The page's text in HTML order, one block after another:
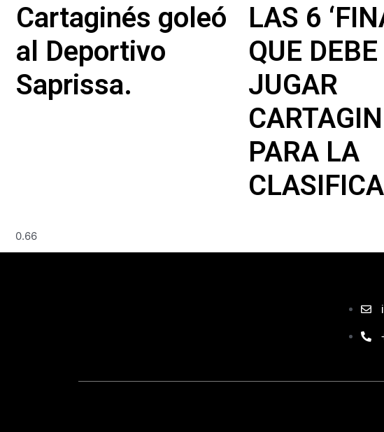
Cartaginés goleó
al Deportivo
Saprissa.
LAS 6
QUE DEBE
JUGAR
PARA LA